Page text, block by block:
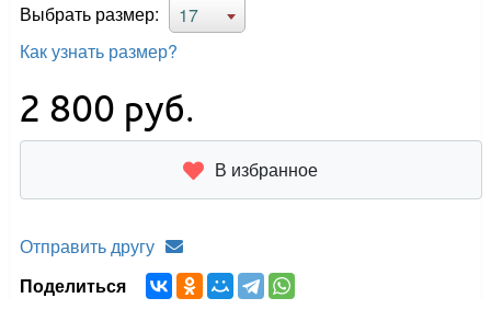
Выбрать размер:
17
Как узнать размер?
2 800 руб.
В избранное
Отправить другу
Поделиться